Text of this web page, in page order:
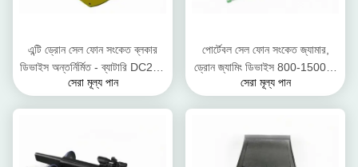
এন্টি ড্রোন সেল ফোন সংকেত ব্লকার
ডিভাইস অন্তর্নির্মিত - ব্যাটারি DC24V
3500mA মধ্যে
সেরা মূল্য পান
পোর্টেবল সেল ফোন সংকেত জ্যামার,
ড্রোন জ্যামিং ডিভাইস 800-1500 মি
হস্তক্ষেপ দূরত্ব
সেরা মূল্য পান